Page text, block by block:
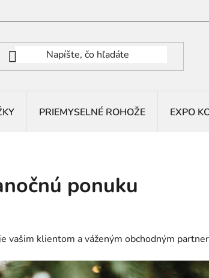
PRIEMYSELNÉ ROHOŽE EXPO
ponuku
vašim klientom a váženým obchodným